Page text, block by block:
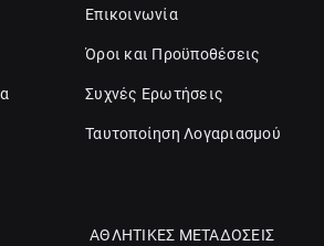
Επικοινωνία
Όροι και Προϋποθέσεις
Συχνές Ερωτήσεις
Ταυτοποίηση Λογαριασμού
ΑΘΛΗΤΙΚΕΣ ΜΕΤΑΔΟΣΕΙΣ